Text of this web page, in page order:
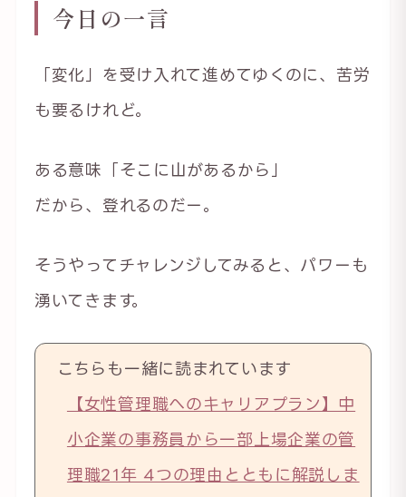
今日の一言
「変化」を受け入れて進めてゆくのに、苦労
も要るけれど。
ある意味「そこに山があるから」
だから、登れるのだー。
そうやってチャレンジしてみると、パワーも
湧いてきます。
こちらも一緒に読まれています
【女性管理職へのキャリアプラン】中
小企業の事務員から一部上場企業の管
理職21年 4つの理由とともに解説しま